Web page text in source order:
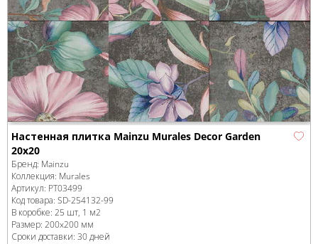
Настенная плитка Mainzu Murales Decor Garden
20x20
Бренд: Mainzu
Коллекция: Murales
Артикул: PT03499
Код товара: SD-254132-99
В коробке: 25 шт, 1 м2
Размер: 200x200 мм
Сроки доставки: 30 дней